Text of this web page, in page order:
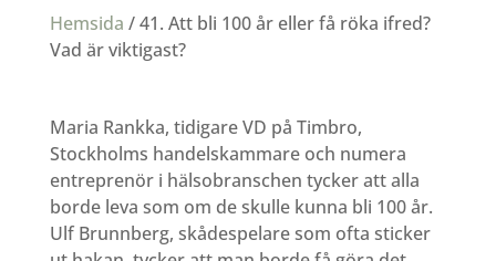
Hemsida /41. Att bli 100 år eller få röka ifred?
Vad är viktigast?
Maria Rankka, tidigare VD på Timbro,
Stockholms handelskammare och numera
entreprenör i hälsobranschen tycker att alla
borde leva som om de skulle kunna bli 100 år.
Ulf Brunnberg, skådespelare som ofta sticker